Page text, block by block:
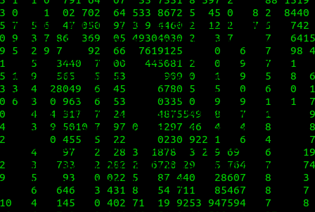
В наших останніх двох матеріалах «Інсталяція
vSphere 8.0 з нуля» та «Оновлення VMware
vSphere до версії 8.0» ми вчилися розгортати
наше середовище в базовому своєму
виконанні, робити найнеобхідніші початкові
налаштування та оновлюватися до останньої
актуальної версії vSphere, щоб мати змогу
користуватися усіма новими функціями та
перевагами, дбайливо підготованими для нас
вендором. Про те, що саме […]